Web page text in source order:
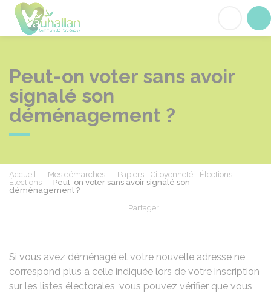
Peut-on voter sans avoir
signalé son
déménagement ?
Accueil Mes démarches
Papiers - Citoyenneté - Élections
Élections
Peut-on voter sans avoir signalé son
déménagement ?
Partager
Si vous avez déménagé et votre nouvelle adresse ne
correspond plus à celle indiquée lors de votre inscription
sur les listes électorales, vous pouvez vérifier que vous